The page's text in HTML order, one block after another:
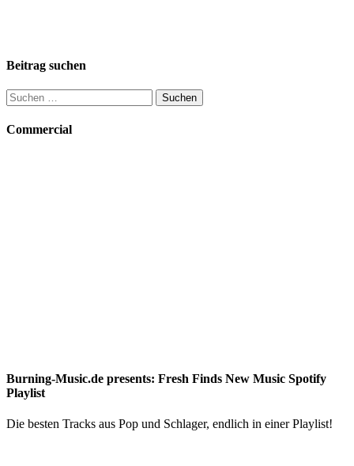
Beitrag suchen
Suchen
nach:
Commercial
Burning-Music.de presents: Fresh Finds New Music Spotify
Playlist
Die besten Tracks aus Pop und Schlager, endlich in einer Playlist!